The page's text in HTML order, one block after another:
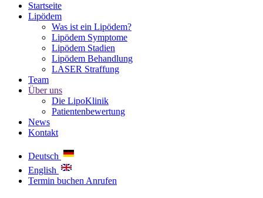
Startseite
Lipödem
Was ist ein Lipödem?
Lipödem Symptome
Lipödem Stadien
Lipödem Behandlung
LASER Straffung
Team
Über uns
Die LipoKlinik
Patientenbewertung
News
Kontakt
Deutsch
English
Termin buchen Anrufen